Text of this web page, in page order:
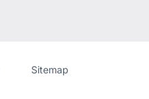
Sitemap